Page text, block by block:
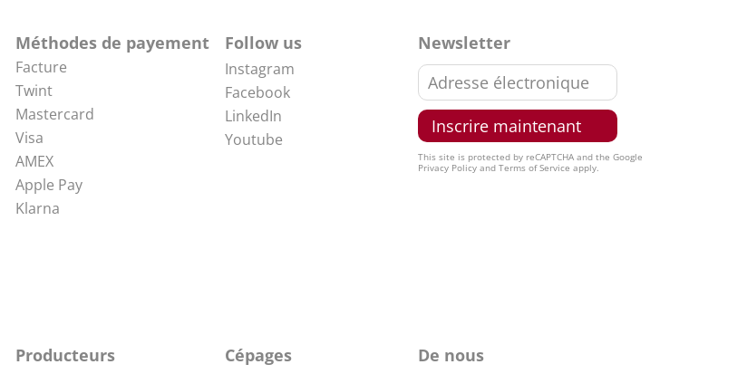
Méthodes de payement
Facture
Twint
Mastercard
Visa
AMEX
Apple Pay
Klarna
Follow us
Instagram
Facebook
LinkedIn
Youtube
Newsletter
This site is protected by reCAPTCHA and the Google
Privacy Policy and Terms of Service apply.
Producteurs Cépages De nous